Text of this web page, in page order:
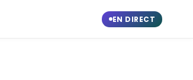
EN DIRECT